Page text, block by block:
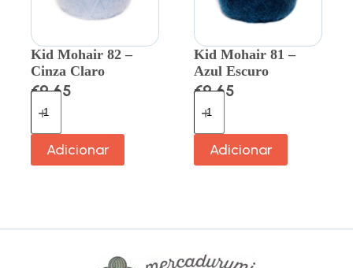
Kid Mohair 82 –
Cinza Claro
€9.65
Adicionar
Kid Mohair 81 –
Azul Escuro
€9.65
Adicionar